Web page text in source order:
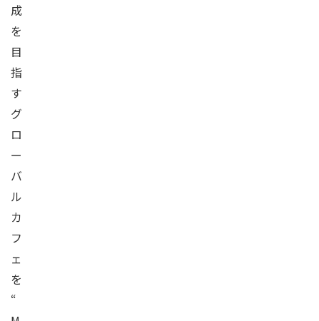
成
を
目
指
す
グ
ロ
ー
バ
ル
カ
フ
ェ
を
“